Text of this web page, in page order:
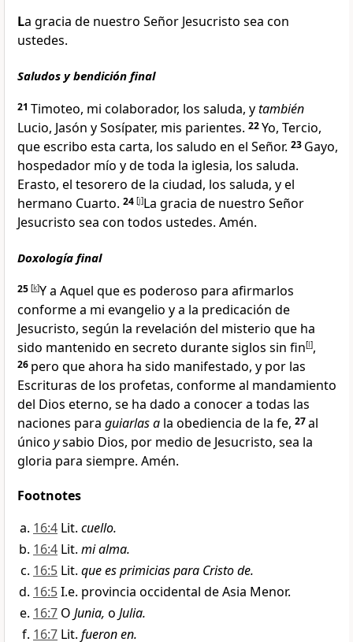
La gracia de nuestro Señor Jesucristo sea con
ustedes.
Saludos y bendición final
21 Timoteo, mi colaborador, los saluda, ytambién
Lucio, Jasón y Sosípater, mis parientes. 22Yo, Tercio,
que escribo esta carta, los saludo en el Señor. 23 Gayo,
hospedador mío y de toda la iglesia, los saluda.
Erasto, el tesorero de la ciudad, los saluda, y el
hermano Cuarto. 24 [j]La gracia de nuestro Señor
Jesucristo sea con todos ustedes. Amén.
Doxología final
25 [k]Y a Aquel que es poderoso para afirmarlos
conforme a mi evangelio y a la predicación de
Jesucristo, según la revelación del misterio que ha
sido mantenido en secreto durante siglos sin fin[l],
26 pero que ahora ha sido manifestado, y por las
Escrituras de los profetas, conforme al mandamiento
del Dios eterno, se ha dado a conocer a todas las
naciones para guiarlas a la obediencia de la fe, 27al
único ysabio Dios, por medio de Jesucristo, sea la
gloria para siempre. Amén.
Footnotes
16:4 Lit. cuello.
16:4 Lit. mi alma.
16:5 Lit. que es primicias para Cristo de.
16:5I.e. provincia occidental de Asia Menor.
16:7 O Junia, o Julia.
16:7 Lit. fueron en.